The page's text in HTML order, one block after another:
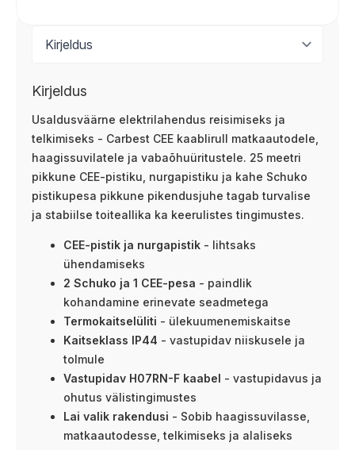
Kirjeldus
Usaldusväärne elektrilahendus reisimiseks ja
telkimiseks - Carbest CEE kaablirull matkaautodele,
haagissuvilatele ja vabaõhuüritustele. 25 meetri
pikkune CEE-pistiku, nurgapistiku ja kahe Schuko
pistikupesa pikkune pikendusjuhe tagab turvalise
ja stabiilse toiteallika ka keerulistes tingimustes.
CEE-pistik ja nurgapistik - lihtsaks
ühendamiseks
2 Schuko ja 1 CEE-pesa - paindlik
kohandamine erinevate seadmetega
Termokaitselüliti - ülekuumenemiskaitse
Kaitseklass IP44 - vastupidav niiskusele ja
tolmule
Vastupidav H07RN-F kaabel - vastupidavus ja
ohutus välistingimustes
Lai valik rakendusi - Sobib haagissuvilasse,
matkaautodesse, telkimiseks ja alaliseks